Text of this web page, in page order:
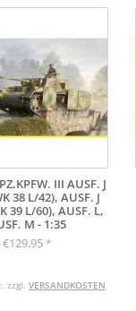
III AUSF. J
38 L/42), AUSF. J
39 L/60), AUSF. L,
M - 1:35
€129,95 *
zzgl. VERSANDKOSTEN